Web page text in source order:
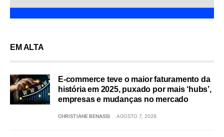
EM ALTA
E-commerce teve o maior faturamento da
história em 2025, puxado por mais ‘hubs’,
empresas e mudanças no mercado
CHRISTIANE BENASSI AGOSTO 7, 2026